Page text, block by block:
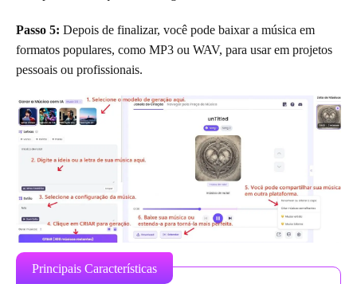
Passo 5: Depois de finalizar, você pode baixar a música em
formatos populares, como MP3 ou WAV, para usar em projetos
pessoais ou profissionais.
Principais Características